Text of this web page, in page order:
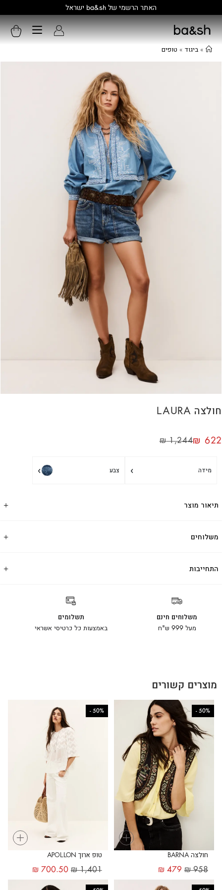
קולקציה חדשה:גלו עוד
» ביגוד » טופים
חולצה LAURA
₪1,244₪ 622
מידה › צבע ›
תיאור מוצר
משלוחים
התחייבות
משלוחים חינם
מעל 999 ש"ח
תשלומים
באמצעות כל כרטיסי אשראי
מוצרים קשורים
+
50%
-
חולצה BARNA
₪958
₪ 479
+
50%
-
טופ ארוך APOLLON
₪1,401
₪ 700.50